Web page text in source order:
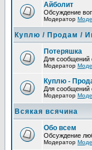
Айболит
Обсуждение
Модератор
Куплю / Продам /
Потеряшка
Для сообщений
Модератор
Куплю -
Для сообщений
Модератор
Всякая всячина
Обо всем
Обсуждение
Модератор